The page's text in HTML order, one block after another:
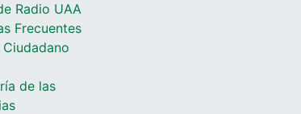
Radio UAA
Frecuentes
de las